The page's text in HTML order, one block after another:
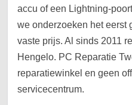
accu of een Lightning-
we onderzoeken het eerst
vaste prijs. Al sinds 2011
Hengelo. PC Reparatie
reparatiewinkel en geen
servicecentrum.